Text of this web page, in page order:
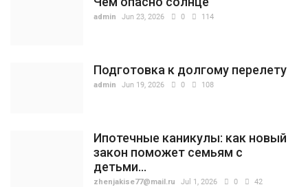
admin Jun 23, 2026 0 114
Подготовка к долгому перелету
admin Jun 19, 2026 0 108
Ипотечные каникулы: как новый
закон поможет семьям с
детьми...
zhenjakise77@mail.ru Jul 1, 2026 0 42